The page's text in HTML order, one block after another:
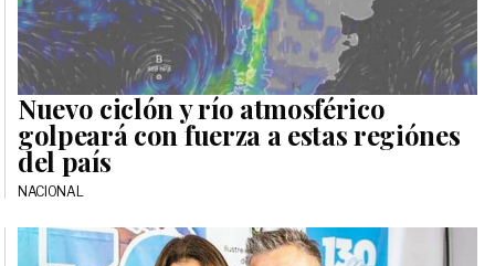
Nuevo ciclón y río atmosférico
golpeará con fuerza a estas regiónes
del país
NACIONAL